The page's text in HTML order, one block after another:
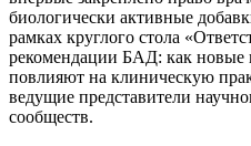
биологически активные
рамках круглого стола
рекомендации БАД: как новые
повлияют на клиническую
ведущие представители
сообществ.